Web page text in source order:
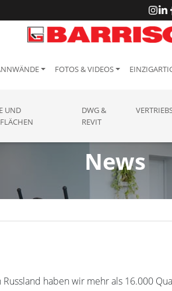
FOTOS & VIDEOS
UND
DWG &
REVIT
News
haben wir mehr als 16.000